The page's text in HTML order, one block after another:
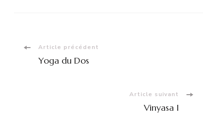
Navigation
Article précédent
Yoga du Dos
Article suivant
Vinyasa I